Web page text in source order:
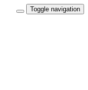
Toggle navigation